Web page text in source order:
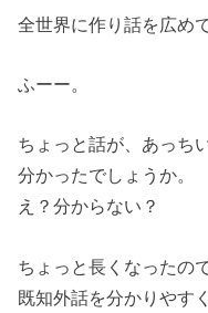
全世界に作り話を広め
ふーー。
ちょっと話が、あっち
分かったでしょうか。
え？分からない？
ちょっと長くなったの
既知外話を分かりやす